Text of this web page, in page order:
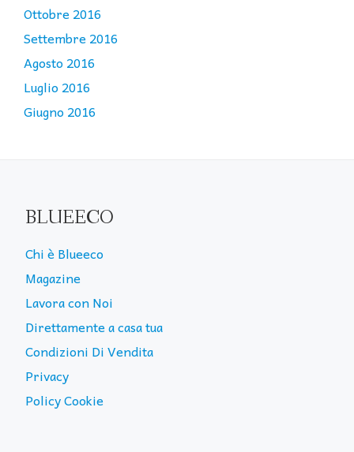
Ottobre 2016
Settembre 2016
Agosto 2016
Luglio 2016
Giugno 2016
BLUEECO
Chi è Blueeco
Magazine
Lavora con Noi
Direttamente a casa tua
Condizioni Di Vendita
Privacy
Policy Cookie